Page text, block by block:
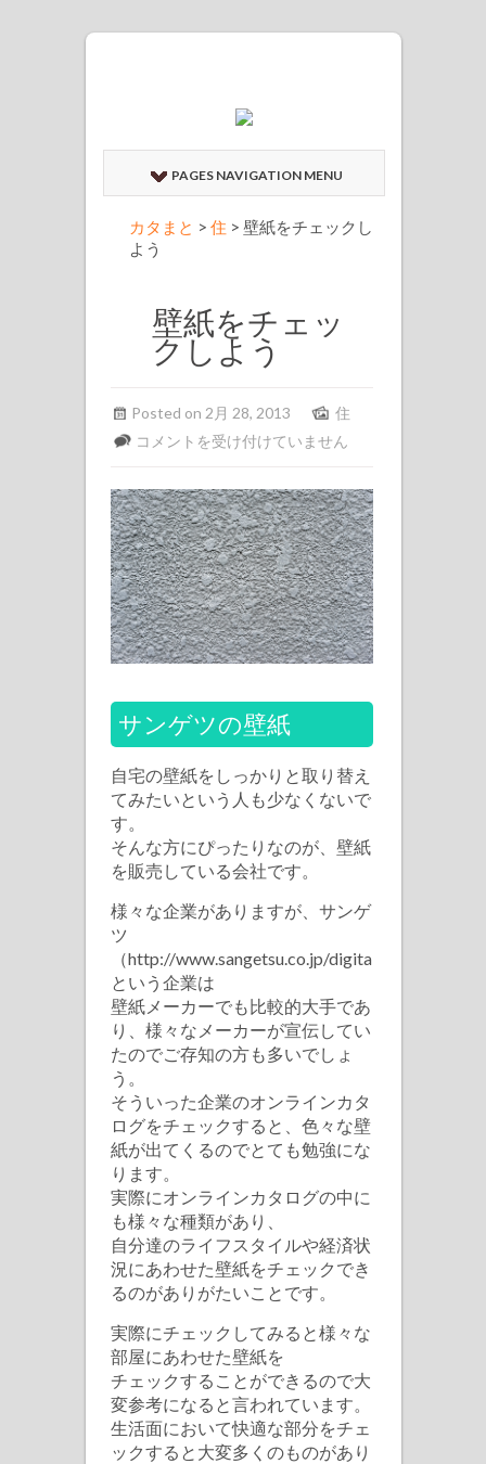
PAGES NAVIGATION MENU
カタまと > 住 > 壁紙をチェックし
よう
壁紙をチェッ
クしよう
Posted on 2月 28, 2013
住
壁
を
チ
ェ
ッ
ク
し
よ
は
コメントを受け付けていません
サンゲツの壁紙
自宅の壁紙をしっかりと取り替え
てみたいという人も少なくないで
す。
そんな方にぴったりなのが、壁紙
を販売している会社です。
様々な企業がありますが、サンゲ
ツ
（http://www.sangetsu.co.jp/digital_book/cloth/
という企業は
壁紙メーカーでも比較的大手であ
り、様々なメーカーが宣伝してい
たのでご存知の方も多いでしょ
う。
そういった企業のオンラインカタ
ログをチェックすると、色々な壁
紙が出てくるのでとても勉強にな
ります。
実際にオンラインカタログの中に
も様々な種類があり、
自分達のライフスタイルや経済状
況にあわせた壁紙をチェックでき
るのがありがたいことです。
実際にチェックしてみると様々な
部屋にあわせた壁紙を
チェックすることができるので大
変参考になると言われています。
生活面において快適な部分をチェ
ックすると大変多くのものがあり